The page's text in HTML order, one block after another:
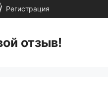
отзыв!
Регистрация